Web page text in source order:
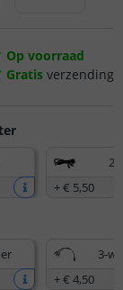
+€ 5,50
3-
+€ 4,50
Op voorraad
Gratis verzending